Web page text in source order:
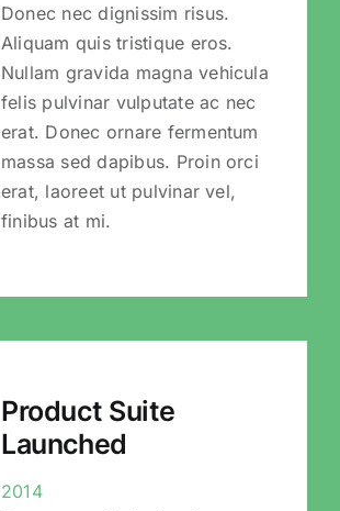
Donec nec dignissim risus.
Aliquam quis tristique eros.
Nullam gravida magna vehicula
felis pulvinar vulputate ac nec
erat. Donec ornare fermentum
massa sed dapibus. Proin orci
erat, laoreet ut pulvinar vel,
finibus at mi.
Product Suite
Launched
2014